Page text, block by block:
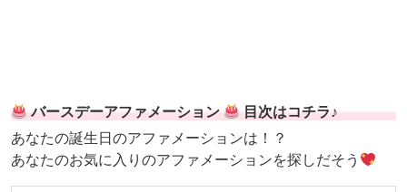
バースデーアファメーション
目次はコチラ♪
あなたの誕生日のアファメーションは！？
あなたのお気に入りのアファメーションを探しだそう